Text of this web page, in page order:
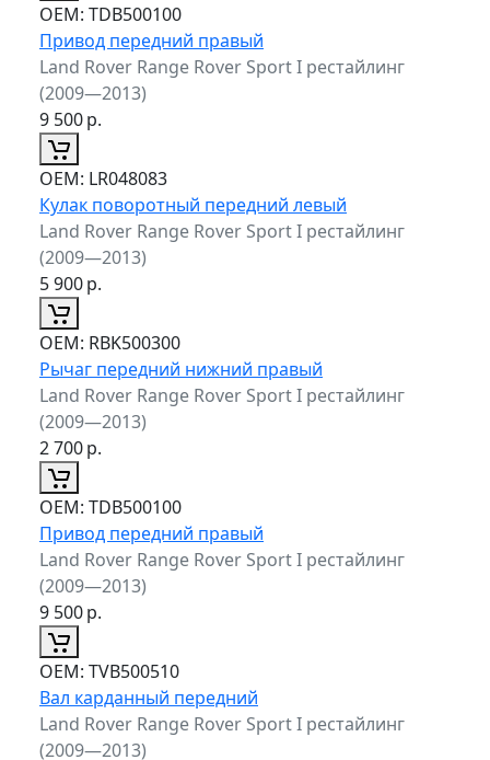
ОЕМ: TDB500100
Привод передний правый
Land Rover Range Rover Sport I рестайлинг
(2009—2013)
9 500р.
ОЕМ: LR048083
Кулак поворотный передний левый
Land Rover Range Rover Sport I рестайлинг
(2009—2013)
5 900р.
ОЕМ: RBK500300
Рычаг передний нижний правый
Land Rover Range Rover Sport I рестайлинг
(2009—2013)
2 700р.
ОЕМ: TDB500100
Привод передний правый
Land Rover Range Rover Sport I рестайлинг
(2009—2013)
9 500р.
ОЕМ: TVB500510
Вал карданный передний
Land Rover Range Rover Sport I рестайлинг
(2009—2013)